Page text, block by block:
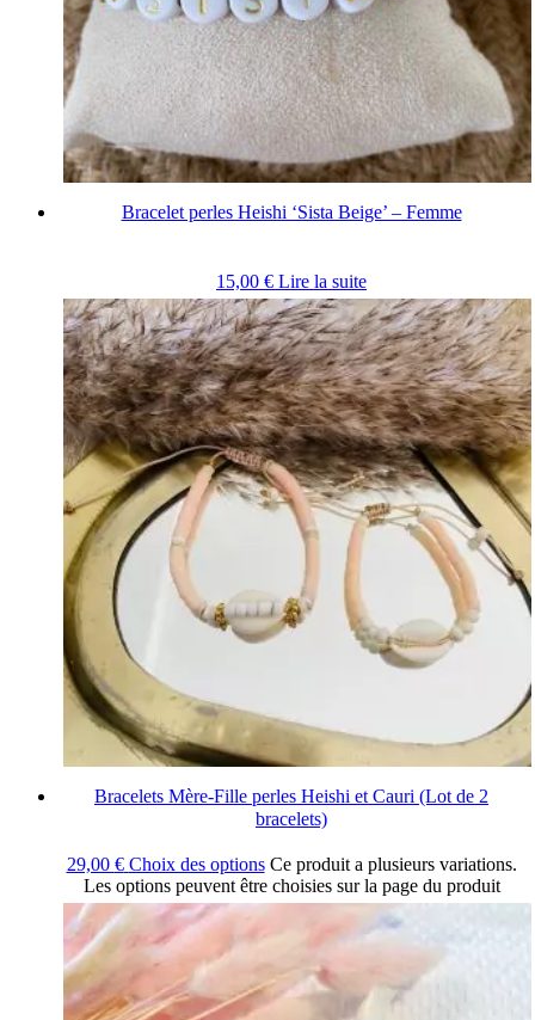
Bracelet perles Heishi ‘Sista Beige’ – Femme
15,00 € Lire la suite
Bracelets Mère-Fille perles Heishi et Cauri (Lot de 2
bracelets)
29,00 € Choix des options Ce produit a plusieurs variations.
Les options peuvent être choisies sur la page du produit